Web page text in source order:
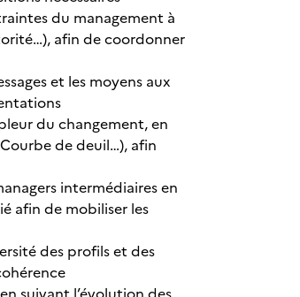
du management à
afin de coordonner
et les moyens aux
du changement, en
de deuil…), afin
intermédiaires en
afin de mobiliser les
des profils et des